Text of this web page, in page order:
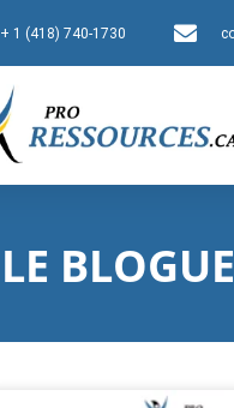
+ 1 (418) 740-1730
LE BLOGUE